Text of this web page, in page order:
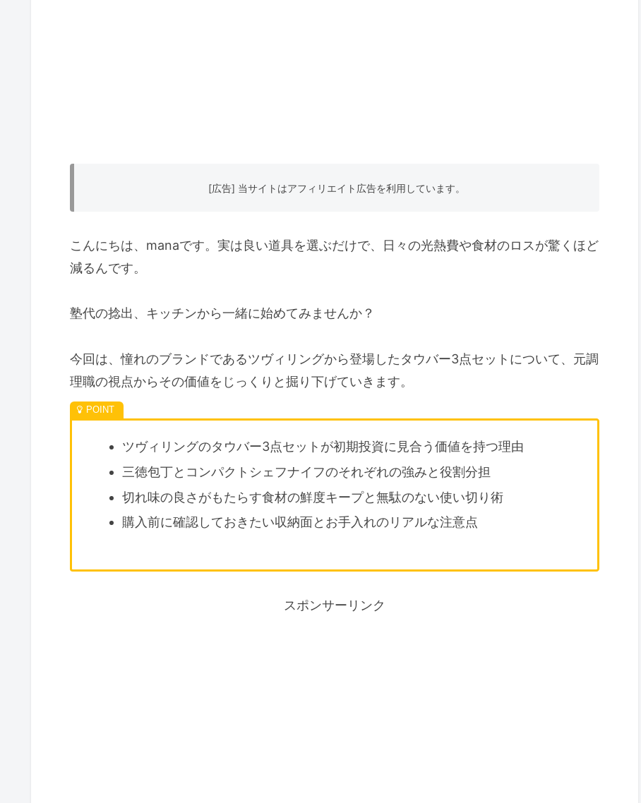
[広告] 当サイトはアフィリエイト広告を利用しています。
こんにちは、manaです。実は良い道具を選ぶだけで、日々の光熱費や食材のロスが驚くほど
減るんです。
塾代の捻出、キッチンから一緒に始めてみませんか？
今回は、憧れのブランドであるツヴィリングから登場したタウバー3点セットについて、元調
理職の視点からその価値をじっくりと掘り下げていきます。
ツヴィリングのタウバー3点セットが初期投資に見合う価値を持つ理由
三徳包丁とコンパクトシェフナイフのそれぞれの強みと役割分担
切れ味の良さがもたらす食材の鮮度キープと無駄のない使い切り術
購入前に確認しておきたい収納面とお手入れのリアルな注意点
スポンサーリンク